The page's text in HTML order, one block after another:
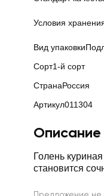
Условия
Вид упаковки
Сорт1-й сорт
СтранаРоссия
Артикул011304
Описание
Голень
становится